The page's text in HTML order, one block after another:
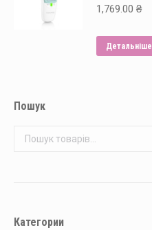
1,769.00 ₴
Детальніше
Пошук
Категории